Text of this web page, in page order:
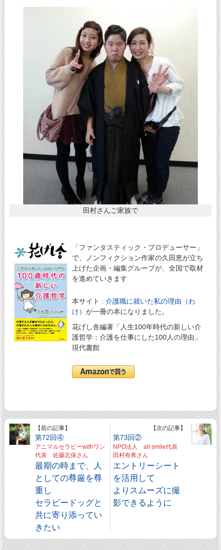
田村さんご家族で
「ファンタスティック・プロデューサー」
で、ノンフィクション作家の久田恵が立ち
上げた企画・編集グループが、全国で取材
を進めていきます
本サイト : 介護職に就いた私の理由（わ
け） が一冊の本になりました。
花げし舎編著「人生100年時代の新しい介
護哲学：介護を仕事にした100人の理由」
現代書館
【前の記事】
第72回④
アニマルセラピーwithワン
代表 佐藤志保さん
最期の時まで、人
としての尊厳を尊
重し
セラピードッグと
共に寄り添ってい
きたい
【次の記事】
第73回②
NPO法人 all smile代表
田村有希さん
エントリーシート
を活用して
よりスムーズに撮
影できるように